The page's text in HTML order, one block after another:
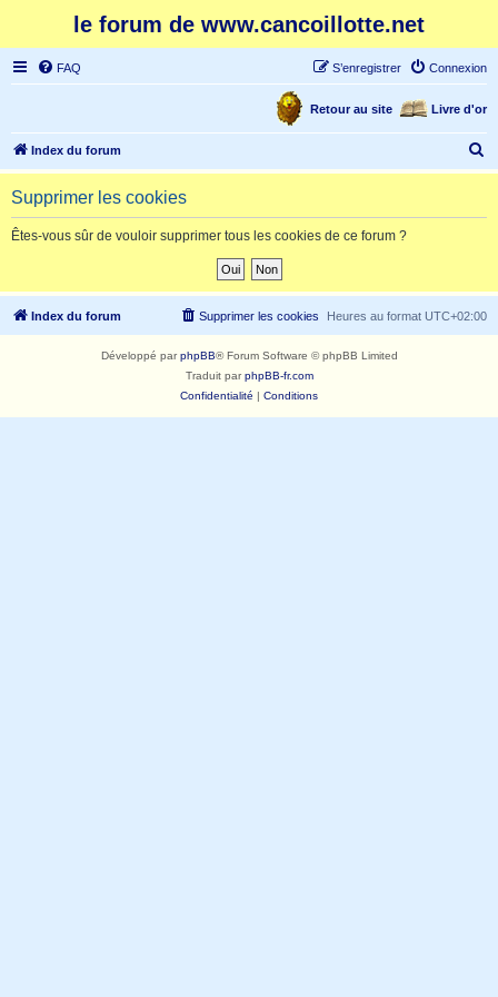
le forum de www.cancoillotte.net
FAQ Connexion
S’enregistrer
Livre d'or
Retour au site
Index du forum
e
h
Supprimer les cookies
Êtes-vous sûr de vouloir supprimer tous les cookies de ce forum ?
Index du forum Heures au format UTC+02:00
Supprimer les cookies
Développé parphpBB® Forum Software © phpBB Limited
Traduit parphpBB-fr.com
Confidentialité | Conditions